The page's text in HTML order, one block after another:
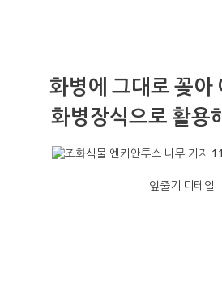
화병에 그대로 꽂아
화병장식으로 활용
잎줄기 디테일